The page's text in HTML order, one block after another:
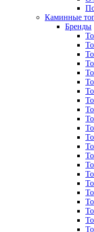
Каминные
Бренды